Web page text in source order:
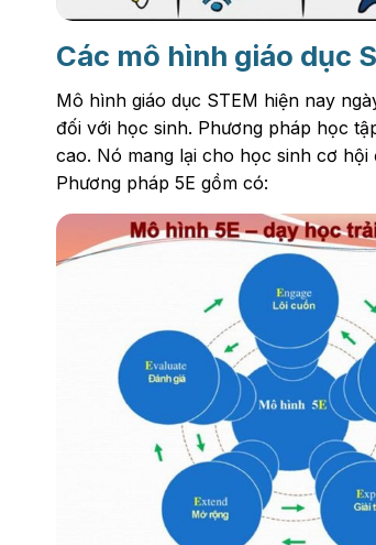
Các mô hình giáo dục
Mô hình giáo dục STEM hiện nay
đối với học sinh. Phương pháp học
cao. Nó mang lại cho học sinh cơ
Phương pháp 5E gồm có: